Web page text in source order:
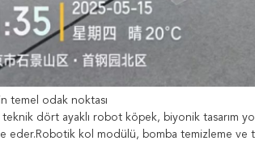
temel odak noktası
teknik dört ayaklı robot köpek, biyonik tasarım
eder.Robotik kol modülü, bomba temizleme ve